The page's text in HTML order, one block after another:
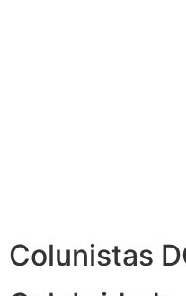
Colunistas